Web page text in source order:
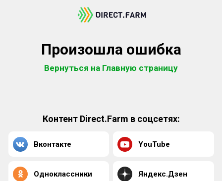
Произошла ошибка
Вернуться на Главную страницу
Контент Direct.Farm в соцсетях:
Вконтакте YouTube
Одноклассники Яндекс.Дзен